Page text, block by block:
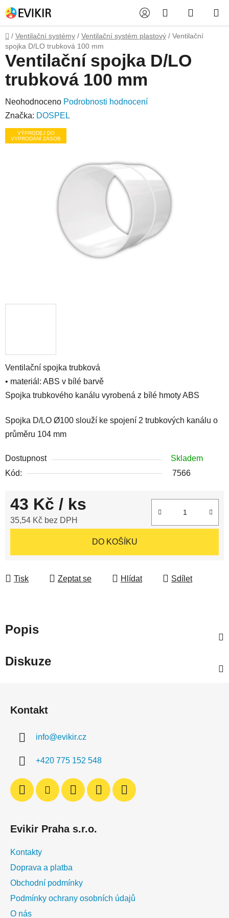
na
obsah
Hledat
KOŠÍK
Domů
/ Ventilační systémy / Ventilační systém plastový / Ventilační
spojka D/LO trubková 100 mm
Ventilační spojka trubková
• materiál: ABS v bílé barvě
Spojka trubkového kanálu vyrobená z bílé hmoty ABS
Spojka D/LO Ø100 slouží ke spojení 2 trubkových kanálu o
průměru 104 mm
Dostupnost
Skladem
Kód:
7566
43 Kč / ks
35,54 Kč bez DPH
DO KOŠÍKU
Tisk Zeptat se Hlídat Sdílet
Ventilační spojka D/LO
trubková 100 mm
Průměrné
hodnocení
produktu
je
Neohodnoceno Podrobnosti hodnocení
Značka: DOSPEL
VÝPRODEJ DO
VYPRODÁNÍ ZÁSOB
Popis
Diskuze
Kontakt
info@evikir.cz
+420 775 152 548
Evikir Praha s.r.o.
Kontakty
Doprava a platba
Obchodní podmínky
Podmínky ochrany osobních údajů
O nás